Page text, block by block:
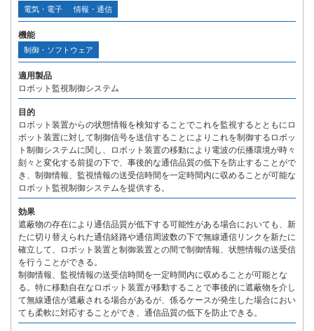
電気・電子 情報・通信
機能
制御・ソフトウェア
適用製品
ロボット監視制御システム
目的
ロボット装置からの状態情報を検知することでこれを監視するとともにロ
ボット装置に対して制御信号を送信することによりこれを制御するロボッ
ト制御システムに関し、ロボット装置の移動により電波の伝播環境が時々
刻々と変化する前提の下で、事後的な通信品質の低下を防止することがで
き、制御情報、監視情報の送受信時間を一定時間内に収めることが可能な
ロボット監視制御システムを提供する。
効果
遮蔽物の存在により通信品質が低下する可能性がある場合においても、新
たに切り替えられた通信経路や通信周波数の下で無線通信リンクを新たに
確立して、ロボット装置と制御装置との間で制御情報、状態情報の送受信
を行うことができる。
制御情報、監視情報の送受信時間を一定時間内に収めることが可能とな
る。特に移動自在なロボット装置が移動することで事後的に遮蔽物を介し
て無線通信が遮蔽される場合があるが、係るケースが発生した場合におい
ても柔軟に対応することができ、通信品質の低下を防止できる。